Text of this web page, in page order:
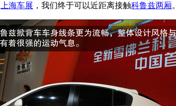
上海车展 ，我们终于可以近距离接触科鲁兹两厢